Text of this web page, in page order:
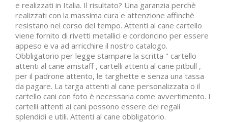
e realizzati in Italia. Il risultato? Una garanzia perchè
realizzati con la massima cura e attenzione affinchè
resistano nel corso del tempo. Attenti al cane cartello
viene fornito di rivetti metallici e cordoncino per essere
appeso e va ad arricchire il nostro catalogo.
Obbligatorio per legge stampare la scritta " cartello
attenti al cane amstaff , cartelli attenti al cane pitbull ,
per il padrone attento, le targhette e senza una tassa
da pagare. La targa attenti al cane personalizzata o il
cartello cani con foto è necessaria come avvertimento. I
cartelli attenti ai cani possono essere dei regali
splendidi e utili. Attenti al cane obbligatorio.